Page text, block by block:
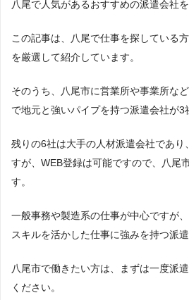
八尾で人気があるおすすめの派遣会社
この記事は、八尾で仕事を探している
を厳選して紹介しています。
そのうち、八尾市に営業所や事業所な
で地元と強いパイプを持つ派遣会社が3
残りの6社は大手の人材派遣会社であ
すが、WEB登録は可能ですので、八尾
す。
一般事務や製造系の仕事が中心ですが
スキルを活かした仕事に強みを持つ派遣
八尾市で働きたい方は、まずは一度派
ください。